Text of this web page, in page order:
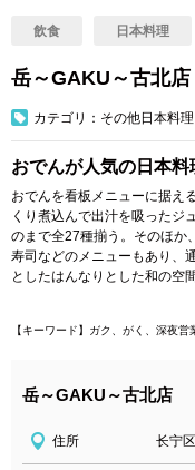
飲食 日本料理
岳～GAKU～古北店
カテゴリ：その他日本料理
おでんが人気の日本料
おでんを看板メニューに据え
くり煮込んで出汁を吸ったジ
のまで全27種揃う。そのほか
寿司などのメニューもあり、
としたはんなりとした和の空
【キーワード】ガク、がく、深夜
岳～GAKU～古北店
住所 长宁